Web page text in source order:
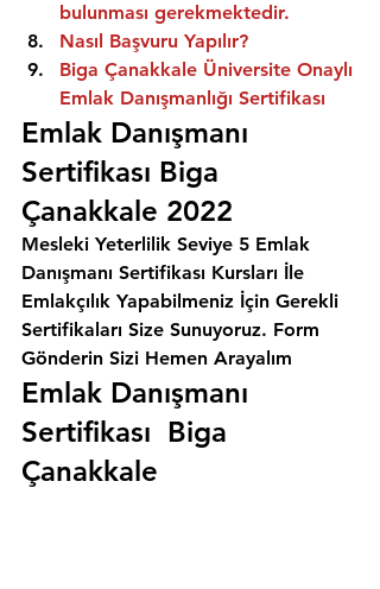
bulunması gerekmektedir.
Nasıl Başvuru Yapılır?
Biga Çanakkale Üniversite Onaylı
Emlak Danışmanlığı Sertifikası
Emlak Danışmanı
Sertifikası Biga
Çanakkale 2022
Mesleki Yeterlilik Seviye 5 Emlak
Danışmanı Sertifikası Kursları İle
Emlakçılık Yapabilmeniz İçin Gerekli
Sertifikaları Size Sunuyoruz. Form
Gönderin Sizi Hemen Arayalım
Emlak Danışmanı
Sertifikası  Biga
Çanakkale